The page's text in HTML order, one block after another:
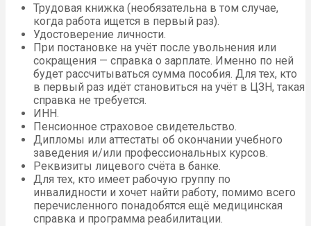
Трудовая книжка (необязательна в том случае,
когда работа ищется в первый раз).
Удостоверение личности.
При постановке на учёт после увольнения или
сокращения — справка о зарплате. Именно по ней
будет рассчитываться сумма пособия. Для тех, кто
в первый раз идёт становиться на учёт в ЦЗН, такая
справка не требуется.
ИНН.
Пенсионное страховое свидетельство.
Дипломы или аттестаты об окончании учебного
заведения и/или профессиональных курсов.
Реквизиты лицевого счёта в банке.
Для тех, кто имеет рабочую группу по
инвалидности и хочет найти работу, помимо всего
перечисленного понадобятся ещё медицинская
справка и программа реабилитации.